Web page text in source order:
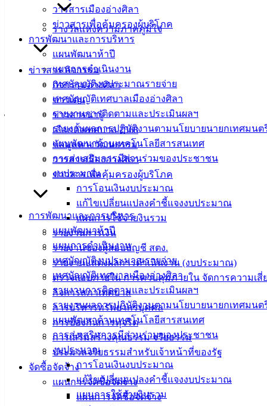
วารสารเมืองอ่างศิลา
ข่าวสารเพื่อคุ้มครองผู้บริโภค
การพัฒนาและการบริหาร
แผนพัฒนาห้าปี
แผนการดำเนินงาน
เทศบัญญัติงบประมาณรายจ่าย
เทศบัญญัติเทศบาลเมืองอ่างศิลา
รายงานการติดตามและประเมินผลฯ
รายงานผลการปฏิบัติงานตามนโยบายนายกเทศมนต
แผนพัฒนาด้านเทคโนโลยีสารสนเทศ
การส่งเสริมการมีส่วนร่วมของประชาชน
งบประมาณ
การโอนเงินงบประมาณ
แก้ไขเปลี่ยนแปลงคำชี้แจงงบประมาณ
แผนการใช้จ่ายงินรวม
รายงานการเงิน
รายงานของผู้สอบบัญชี สตง.
รายงานแสดงผลการดำเนินงาน (งบประมาณ)
ตรวจสอบภายใน การควบคุมภายใน จัดการความเสี่
กิจการสภาเทศบาล
การบริหารทรัพยากรบุคคล
การป้องกันการทุจริต
การเสริมสร้างคุณธรรม จริยธรรม
ประมวลจริยธรรมสำหรับเจ้าหน้าที่ของรัฐ
จัดซื้อจัดจ้าง
แผนการจัดซื้อจัดจ้าง
แผนการจัดซื้อจัดจ้าง
รางวัลแห่งความภาคภูมิใจ
ข่าวสาร กิจกรรม
กิจกรรมอ่างศิลา
ข่าวเด่น
ข่าวสารน่ารู้
เลือกตั้งเทศบาล 2568
ข้อมูลทางวัฒนธรรม
วารสารเมืองอ่างศิลา
ข่าวสารเพื่อคุ้มครองผู้บริโภค
การพัฒนาและการบริหาร
แผนพัฒนาห้าปี
แผนการดำเนินงาน
เทศบัญญัติงบประมาณรายจ่าย
เทศบัญญัติเทศบาลเมืองอ่างศิลา
รายงานการติดตามและประเมินผลฯ
รายงานผลการปฏิบัติงานตามนโยบายนายกเทศมนต
แผนพัฒนาด้านเทคโนโลยีสารสนเทศ
การส่งเสริมการมีส่วนร่วมของประชาชน
งบประมาณ
การโอนเงินงบประมาณ
แก้ไขเปลี่ยนแปลงคำชี้แจงงบประมาณ
แผนการใช้จ่ายงินรวม
(5 ธ.ค. 66) ที่สนามหน้าศาลากลางจังหวัดชลบุรี นางสาวพิสมัย
ไขแสง รองปลัดเทศบาล พร้อมด้วยหัวหน้าส่วนราชการ และ
พนักงาน เทศบาลเมืองอ่างศิลา เข้าร่วมพิธีวางพานพุ่มดอกไม้
ถวายราชสักการะ เนื่องในวันคล้ายวันพระราชสมภพ พระบาท
สมเด็จพระบรมชนกาธิเบศร มหาภูมิพลอดุลยเดชมหาราช บรม
นาถบพิตร วันชาติ และวันพ่อแห่งชาติ โดยมีข้าราชการ หน่วย
งานภาครัฐ องค์กรเอกชน และประชาชน เข้าร่วมพิธีกันอย่าง
พร้อมเพรียง ซึ่งรัฐบาลกำหนดจัดกิจกรรมถวายราชสักการะดัง
กล่าวขึ้นพร้อมกันทั่วประเทศ
เทศบาล
เมืองอ่าง
สำนักงาน